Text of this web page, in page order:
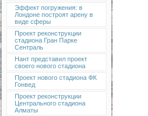
Эффект погружения: в
Лондоне построят арену в
виде сферы
Проект реконструкции
стадиона Гран Парке
Сентраль
Нант представил проект
своего нового стадиона
Проект нового стадиона ФК
Гонвед
Проект реконструкции
Центрального стадиона
Алматы